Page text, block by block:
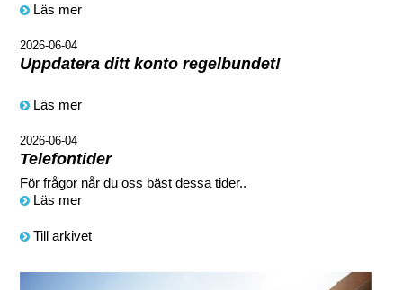
Läs mer
2026-06-04
Uppdatera ditt konto regelbundet!
Läs mer
2026-06-04
Telefontider
För frågor når du oss bäst dessa tider..
Läs mer
Till arkivet